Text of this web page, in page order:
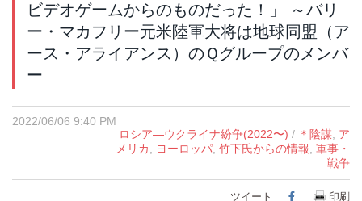
ビデオゲームからのものだった！」 ～バリ
ー・マカフリー元米陸軍大将は地球同盟（ア
ース・アライアンス）のＱグループのメンバ
ー
2022/06/06 9:40 PM
ロシア―ウクライナ紛争(2022〜) / ＊陰謀, ア
メリカ, ヨーロッパ, 竹下氏からの情報, 軍事・
戦争
ツイート Facebook
印刷